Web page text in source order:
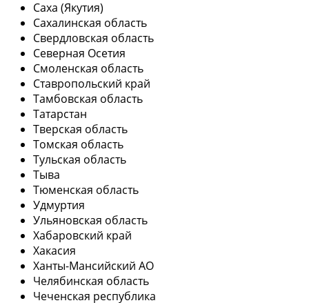
Саха (Якутия)
Сахалинская область
Свердловская область
Северная Осетия
Смоленская область
Ставропольский край
Тамбовская область
Татарстан
Тверская область
Томская область
Тульская область
Тыва
Тюменская область
Удмуртия
Ульяновская область
Хабаровский край
Хакасия
Ханты-Мансийский АО
Челябинская область
Чеченская республика